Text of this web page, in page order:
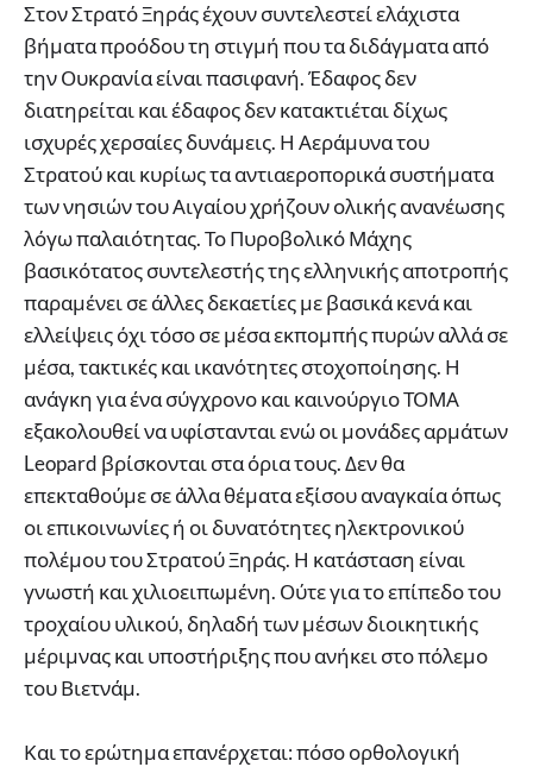
Στον Στρατό Ξηράς έχουν συντελεστεί ελάχιστα
βήματα προόδου τη στιγμή που τα διδάγματα από
την Ουκρανία είναι πασιφανή. Έδαφος δεν
διατηρείται και έδαφος δεν κατακτιέται δίχως
ισχυρές χερσαίες δυνάμεις. Η Αεράμυνα του
Στρατού και κυρίως τα αντιαεροπορικά συστήματα
των νησιών του Αιγαίου χρήζουν ολικής ανανέωσης
λόγω παλαιότητας. Το Πυροβολικό Μάχης
βασικότατος συντελεστής της ελληνικής αποτροπής
παραμένει σε άλλες δεκαετίες με βασικά κενά και
ελλείψεις όχι τόσο σε μέσα εκπομπής πυρών αλλά σε
μέσα, τακτικές και ικανότητες στοχοποίησης. Η
ανάγκη για ένα σύγχρονο και καινούργιο ΤΟΜΑ
εξακολουθεί να υφίστανται ενώ οι μονάδες αρμάτων
Leopard βρίσκονται στα όρια τους. Δεν θα
επεκταθούμε σε άλλα θέματα εξίσου αναγκαία όπως
οι επικοινωνίες ή οι δυνατότητες ηλεκτρονικού
πολέμου του Στρατού Ξηράς. Η κατάσταση είναι
γνωστή και χιλιοειπωμένη. Ούτε για το επίπεδο του
τροχαίου υλικού, δηλαδή των μέσων διοικητικής
μέριμνας και υποστήριξης που ανήκει στο πόλεμο
του Βιετνάμ.
Και το ερώτημα επανέρχεται: πόσο ορθολογική